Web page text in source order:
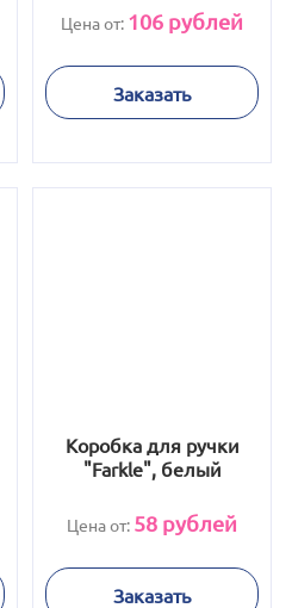
Цена от: 106 рублей
Заказать
Коробка для ручки
"Farkle", белый
Цена от: 58 рублей
Заказать